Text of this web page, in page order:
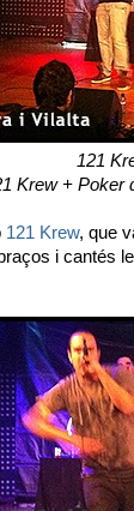
121
Krew + Poker
121 Krew, que
i cantés